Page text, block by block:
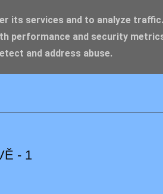
- 1
its services and to analyze
performance and security
and address abuse.